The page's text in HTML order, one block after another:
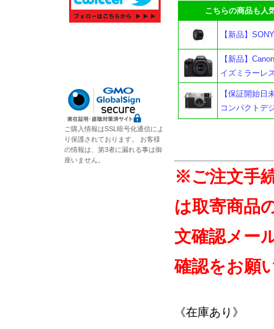
こちらの商品も人気
【新品】
【新品】
イズミラーレ
【保証開始
コンパクトデ
※ご注文手
は取寄商品
文確認メー
確認をお願
《在庫あり》
ご購入情報はSSL暗号化通信によ
り保護されております。 お客様
の情報は、第3者に漏れる事は御
座いません。